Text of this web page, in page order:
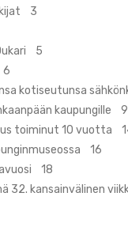
3
5
6
kotiseutunsa
kaupungille 9
toiminut 10 vuotta
16
18
32. kansainvälinen